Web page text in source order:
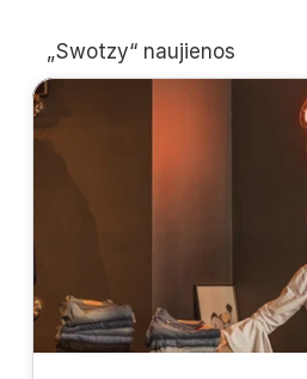
„Swotzy“ naujienos